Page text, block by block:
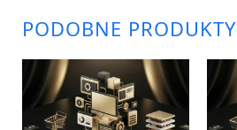
PODOBNE PRODUKTY